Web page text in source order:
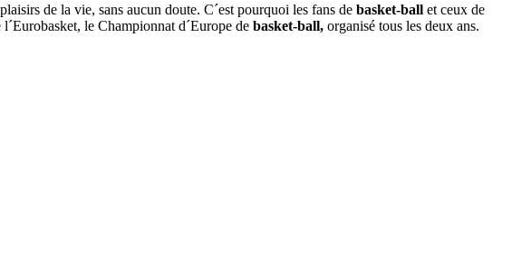
de la vie, sans aucun doute. C´est pourquoi les fans de basket-ball et ceux de
le Championnat d´Europe de basket-ball, organisé tous les deux ans.